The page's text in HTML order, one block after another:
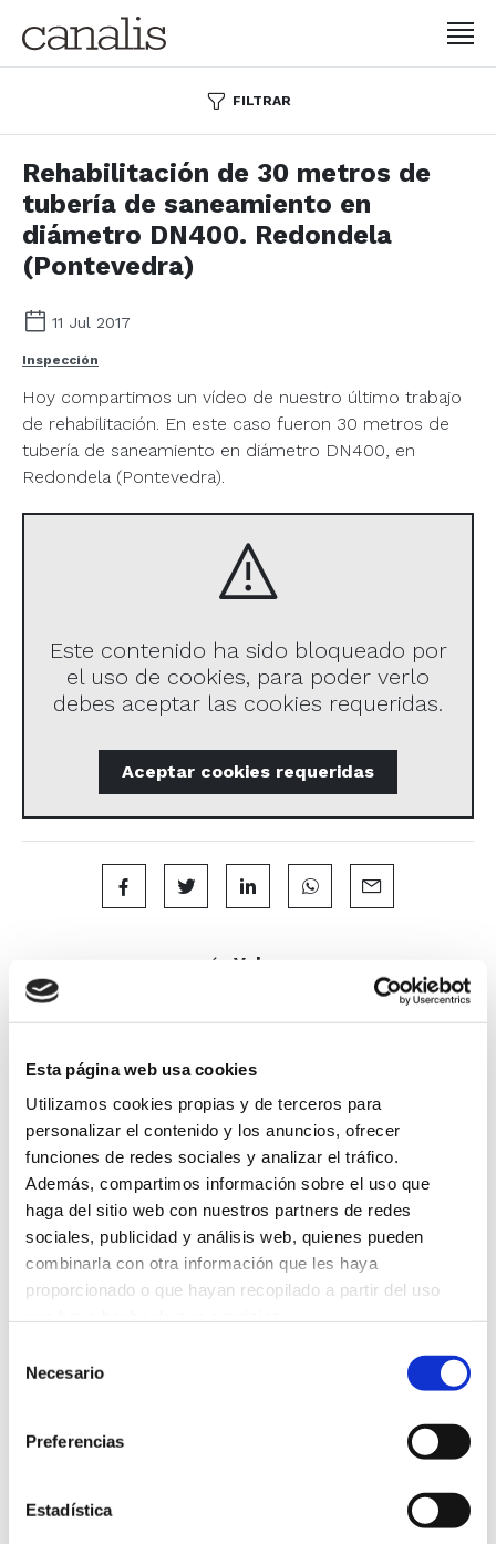
Esta página web usa cookies
Utilizamos cookies propias y de terceros para
personalizar el contenido y los anuncios, ofrecer
funciones de redes sociales y analizar el tráfico.
Además, compartimos información sobre el uso que
haga del sitio web con nuestros partners de redes
sociales, publicidad y análisis web, quienes pueden
combinarla con otra información que les haya
proporcionado o que hayan recopilado a partir del uso
Necesario
Preferencias
Estadística
FILTRAR
Rehabilitación de 30 metros de
tubería de saneamiento en
diámetro DN400. Redondela
(Pontevedra)
11 Jul 2017
Inspección
Hoy compartimos un vídeo de nuestro último trabajo
de rehabilitación. En este caso fueron 30 metros de
tubería de saneamiento en diámetro DN400, en
Redondela(Pontevedra).
Este contenido ha sido bloqueado por
el uso de cookies, para poder verlo
debes aceptar las cookies requeridas.
Aceptar cookies requeridas
Volver
Noticias relacionadas
GRUPO CANALIS rehabilita la red de
alcantarillado en Enguera (Valencia)
22 Dez 2023
GRUPO CANALIS rehabilita 132 metros de la
red de pluviales en Pontevedra
saneamento en Vila Nova de Gaia (Porto)
GRUPO CANALIS rehabilita el drenaje